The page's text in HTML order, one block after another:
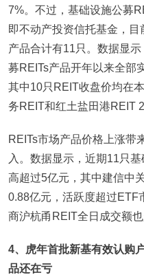
7%。不过，基础设施公募
即不动产投资信托基金，
产品合计有11只。数据显
募REITs产品开年以来全部
其中10只REIT收盘价均在
务REIT和红土盐田港REIT
REITs市场产品价格上涨带
入。数据显示，近期11只
高超过5亿元，其中建信中
0.88亿元，活跃度超过ETF
商沪杭甬REIT全日成交额也
4、虎年首批新基有效认购
品还在亏